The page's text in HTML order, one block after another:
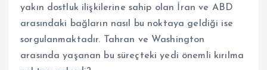
yakın dostluk ilişkilerine sahip olan İran ve ABD
arasındaki bağların nasıl bu noktaya geldiği ise
sorgulanmaktadır. Tahran ve Washington
arasında yaşanan bu süreçteki yedi önemli kırılma